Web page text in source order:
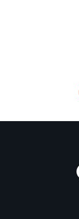
Carrera